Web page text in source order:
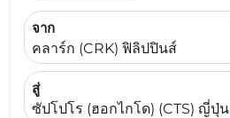
จาก
คลาร์ก (CRK) ฟิลิปปินส์
สู่
ซัปโปโร (ฮอกไกโด) (CTS) ญี่ปุ่น